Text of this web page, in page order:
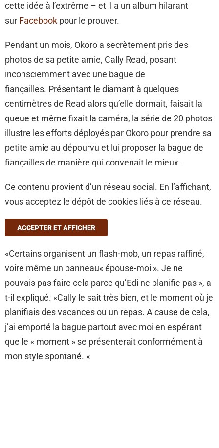
cette idée à l’extrême – et il a un album hilarant
sur Facebook pour le prouver.
Pendant un mois, Okoro a secrètement pris des
photos de sa petite amie, Cally Read, posant
inconsciemment avec une bague de
fiançailles. Présentant le diamant à quelques
centimètres de Read alors qu’elle dormait, faisait la
queue et même fixait la caméra, la série de 20 photos
illustre les efforts déployés par Okoro pour prendre sa
petite amie au dépourvu et lui proposer la bague de
fiançailles de manière qui convenait le mieux .
Ce contenu provient d’un réseau social. En l’affichant,
vous acceptez le dépôt de cookies liés à ce réseau.
ACCEPTER ET AFFICHER
«Certains organisent un flash-mob, un repas raffiné,
voire même un panneau« épouse-moi ». Je ne
pouvais pas faire cela parce qu’Edi ne planifie pas », a-
t-il expliqué. «Cally le sait très bien, et le moment où je
planifiais des vacances ou un repas. A cause de cela,
j’ai emporté la bague partout avec moi en espérant
que le « moment » se présenterait conformément à
mon style spontané. «